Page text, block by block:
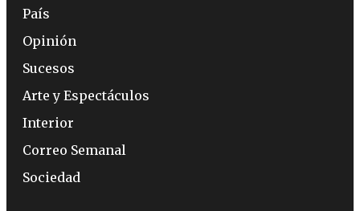
País
Opinión
Sucesos
Arte y Espectáculos
Interior
Correo Semanal
Sociedad